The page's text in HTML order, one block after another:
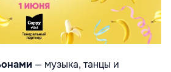
— музыка, танцы и